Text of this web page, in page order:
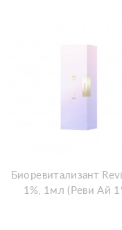
Биоревитализант
1%, 1мл (Реви Ай